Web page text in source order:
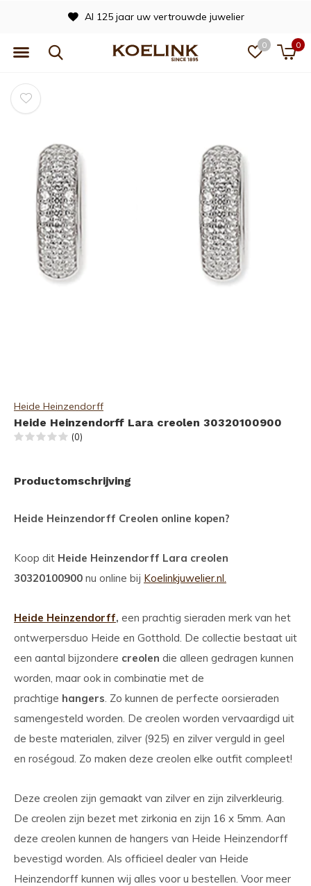
0 0
Al 125 jaar uw vertrouwde juwelier
Heide Heinzendorff
Heide Heinzendorff Lara creolen 30320100900
(0)
Productomschrijving
Heide Heinzendorff Creolen online kopen?
Koop dit Heide Heinzendorff Lara creolen
30320100900 nu online bij Koelinkjuwelier.nl.
Heide Heinzendorff, een prachtig sieraden merk van het
ontwerpersduo Heide en Gotthold. De collectie bestaat uit
een aantal bijzondere creolen die alleen gedragen kunnen
worden, maar ook in combinatie met de
prachtige hangers. Zo kunnen de perfecte oorsieraden
samengesteld worden. De creolen worden vervaardigd uit
de beste materialen, zilver (925) en zilver verguld in geel
en roségoud. Zo maken deze creolen elke outfit compleet!
Deze creolen zijn gemaakt van zilver en zijn zilverkleurig.
De creolen zijn bezet met zirkonia en zijn 16 x 5mm. Aan
deze creolen kunnen de hangers van Heide Heinzendorff
bevestigd worden. Als officieel dealer van Heide
Heinzendorff kunnen wij alles voor u bestellen. Voor meer